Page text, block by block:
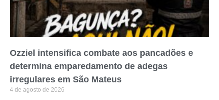
Ozziel intensifica combate aos pancadões e
determina emparedamento de adegas
irregulares em São Mateus
4 de agosto de 2026